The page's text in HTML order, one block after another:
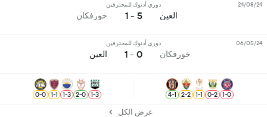
العين
دوري أدنوك للمحترفين
5 - 1 خورفكان
24/08/24
خورفكان
دوري أدنوك للمحترفين
0 - 1 العين
06/05/24
0
-
1
2
-
0
1
-
1
2
-
2
1
-
4
3
-
1
0
-
2
3
-
1
1
-
1
0
-
0
عرض الكل